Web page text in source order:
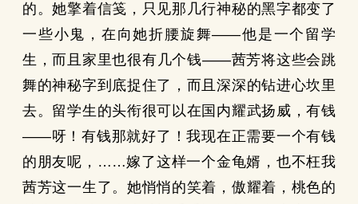
的。她擎着信笺，只见那几行神秘的黑字都变了
一些小鬼，在向她折腰旋舞——他是一个留学
生，而且家里也很有几个钱——茜芳将这些会跳
舞的神秘字到底捉住了，而且深深的钻进心坎里
去。留学生的头衔很可以在国内耀武扬威，有钱
——呀！有钱那就好了！我现在正需要一个有钱
的朋友呢，……嫁了这样一个金龟婿，也不枉我
茜芳这一生了。她悄悄的笑着，傲耀着，桃色的